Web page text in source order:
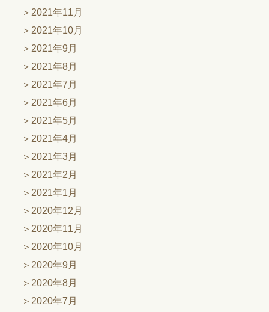
2021年11月
2021年10月
2021年9月
2021年8月
2021年7月
2021年6月
2021年5月
2021年4月
2021年3月
2021年2月
2021年1月
2020年12月
2020年11月
2020年10月
2020年9月
2020年8月
2020年7月